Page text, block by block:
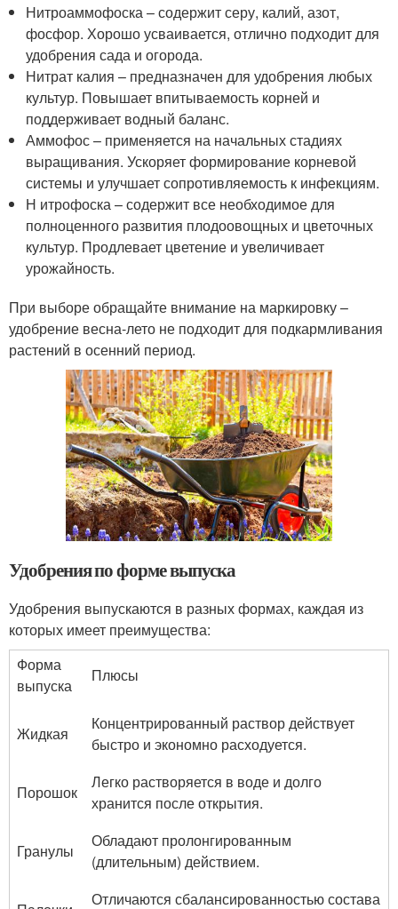
Нитроаммофоска – содержит серу, калий, азот,
фосфор. Хорошо усваивается, отлично подходит для
удобрения сада и огорода.
Нитрат калия – предназначен для удобрения любых
культур. Повышает впитываемость корней и
поддерживает водный баланс.
Аммофос – применяется на начальных стадиях
выращивания. Ускоряет формирование корневой
системы и улучшает сопротивляемость к инфекциям.
Н итрофоска – содержит все необходимое для
полноценного развития плодоовощных и цветочных
культур. Продлевает цветение и увеличивает
урожайность.
При выборе обращайте внимание на маркировку –
удобрение весна-лето не подходит для подкармливания
растений в осенний период.
Удобрения по форме выпуска
Удобрения выпускаются в разных формах, каждая из
которых имеет преимущества:
Форма
выпуска
Плюсы
Жидкая
Концентрированный раствор действует
быстро и экономно расходуется.
Порошок
Легко растворяется в воде и долго
хранится после открытия.
Гранулы
Обладают пролонгированным
(длительным) действием.
Отличаются сбалансированностью состава